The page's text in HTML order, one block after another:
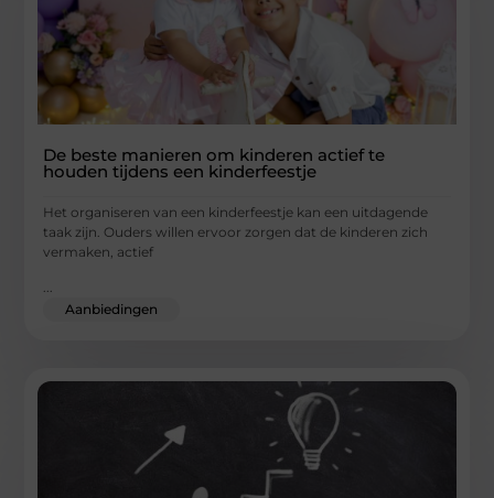
De beste manieren om kinderen actief te
houden tijdens een kinderfeestje
Het organiseren van een kinderfeestje kan een uitdagende
taak zijn. Ouders willen ervoor zorgen dat de kinderen zich
vermaken, actief
...
Aanbiedingen